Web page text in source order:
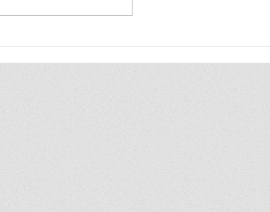
ฝีมือแรงงาน จัดหลักสูตรอัพสกิล